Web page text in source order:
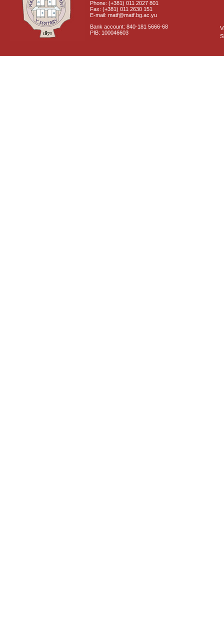
Phone: (+381) 011 2027 801
Fax: (+381) 011 2630 151
E-mail: matf@matf.bg.ac.yu
Bank account: 840-181 5666-68
PIB: 100046603